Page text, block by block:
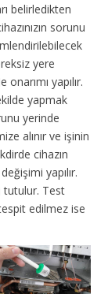
belirledikten
sorunu
yere
yapılır.
yapmak
yerinde
alınır ve işinin
cihazın
yapılır.
tutulur. Test
edilmez ise